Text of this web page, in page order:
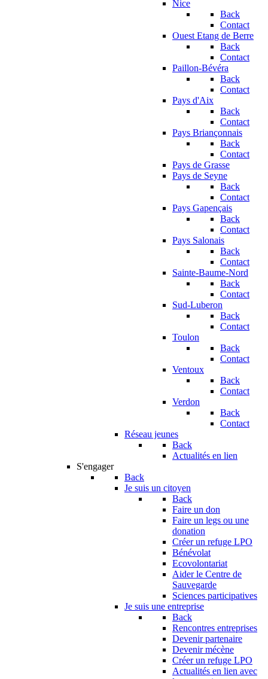
Nice
Back
Contact
Ouest Etang de Berre
Back
Contact
Paillon-Bévéra
Back
Contact
Pays d'Aix
Back
Contact
Pays Briançonnais
Back
Contact
Pays de Grasse
Pays de Seyne
Back
Contact
Pays Gapençais
Back
Contact
Pays Salonais
Back
Contact
Sainte-Baume-Nord
Back
Contact
Sud-Luberon
Back
Contact
Toulon
Back
Contact
Ventoux
Back
Contact
Verdon
Back
Contact
Réseau jeunes
Back
Actualités en lien
S'engager
Back
Je suis un citoyen
Back
Faire un don
Faire un legs ou une
donation
Créer un refuge LPO
Bénévolat
Ecovolontariat
Aider le Centre de
Sauvegarde
Sciences participatives
Je suis une entreprise
Back
Rencontres entreprises
Devenir partenaire
Devenir mécène
Créer un refuge LPO
Actualités en lien avec